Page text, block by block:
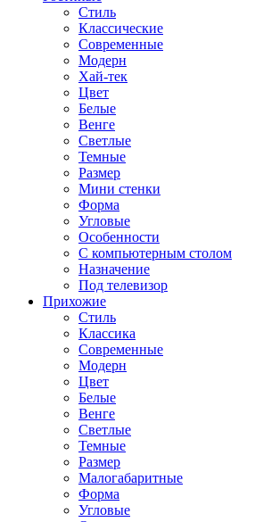
Стиль
Классические
Современные
Модерн
Хай-тек
Цвет
Белые
Венге
Светлые
Темные
Размер
Мини стенки
Форма
Угловые
Особенности
С компьютерным столом
Назначение
Под телевизор
Прихожие
Стиль
Классика
Современные
Модерн
Цвет
Белые
Венге
Светлые
Темные
Размер
Малогабаритные
Форма
Угловые